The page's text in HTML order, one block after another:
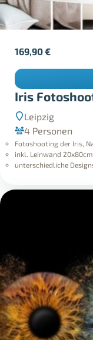
Iris
Leipzig
4 Personen
Fotoshooting der Iris,
inkl. Leinwand 20x80cm
unterschiedliche
169,90€